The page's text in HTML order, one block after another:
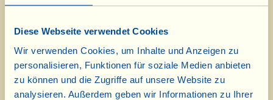
Diese Webseite verwendet Cookies
Wir verwenden Cookies, um Inhalte und Anzeigen zu
personalisieren, Funktionen für soziale Medien anbieten
zu können und die Zugriffe auf unsere Website zu
analysieren. Außerdem geben wir Informationen zu Ihrer
(= süß und salzig) scheint ein
Vorläufer der moderneren süß-
sauren Küche zu sein, ein wirklich
besonderer, einzigartiger Geschmack,
den man wenigstens einmal im